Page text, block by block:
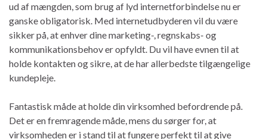
ud af mængden, som brug af lyd internetforbindelse nu er
ganske obligatorisk. Med internetudbyderen vil du være
sikker på, at enhver dine marketing-, regnskabs- og
kommunikationsbehov er opfyldt. Du vil have evnen til at
holde kontakten og sikre, at de har allerbedste tilgængelige
kundepleje.
Fantastisk måde at holde din virksomhed befordrende på.
Det er en fremragende måde, mens du sørger for, at
virksomheden er i stand til at fungere perfekt til at give